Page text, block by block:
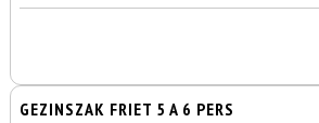
GEZINSZAK FRIET 5 A 6 PERS